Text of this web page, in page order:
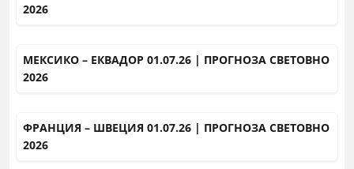
2026
МЕКСИКО – ЕКВАДОР 01.07.26 | ПРОГНОЗА СВЕТОВНО
2026
ФРАНЦИЯ – ШВЕЦИЯ 01.07.26 | ПРОГНОЗА СВЕТОВНО
2026